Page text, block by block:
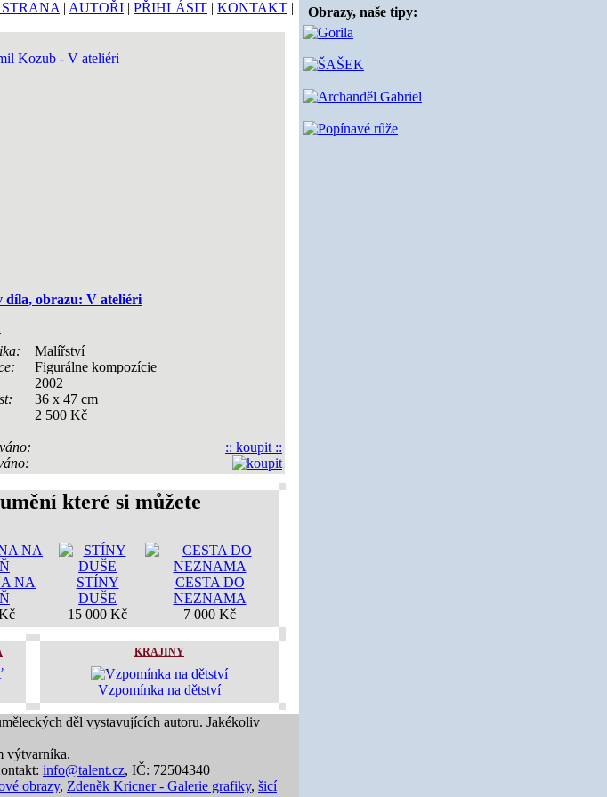
| AUTOŘI | PŘIHLÁSIT | KONTAKT |
díla, obrazu: V ateliéri
Malířství
Figurálne kompozície
2002
36 x 47 cm
2 500 Kč
:: koupit ::
které si můžete
NA
STÍNY
DUŠE
15 000 Kč
CESTA DO
NEZNAMA
7 000 Kč
KRAJINY
Vzpomínka na dětství
děl vystavujících autoru. Jakékoliv
výtvarníka.
info@talent.cz, IČ: 72504340
obrazy, Zdeněk Kricner - Galerie grafiky, šicí
Obrazy, naše tipy: